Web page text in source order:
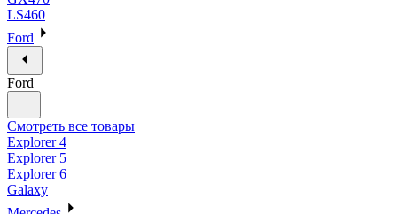
LS460
Ford
Ford
Смотреть все товары
Explorer 4
Explorer 5
Explorer 6
Galaxy